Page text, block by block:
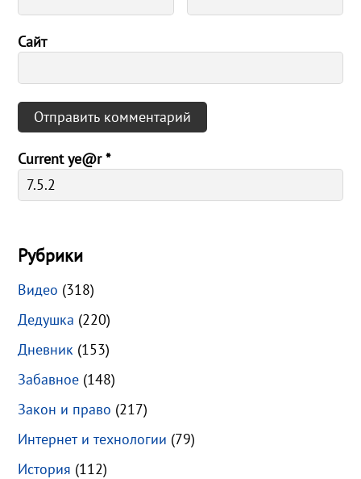
Сайт
Current ye@r*
Рубрики
Видео (318)
Дедушка (220)
Дневник (153)
Забавное (148)
Закон и право (217)
Интернет и технологии (79)
История (112)